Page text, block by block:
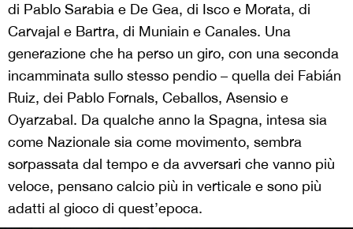
di Pablo Sarabia e De Gea, di Isco e Morata, di
Carvajal e Bartra, di Muniain e Canales. Una
generazione che ha perso un giro, con una seconda
incamminata sullo stesso pendio – quella dei Fabián
Ruiz, dei Pablo Fornals, Ceballos, Asensio e
Oyarzabal. Da qualche anno la Spagna, intesa sia
come Nazionale sia come movimento, sembra
sorpassata dal tempo e da avversari che vanno più
veloce, pensano calcio più in verticale e sono più
adatti al gioco di quest’epoca.